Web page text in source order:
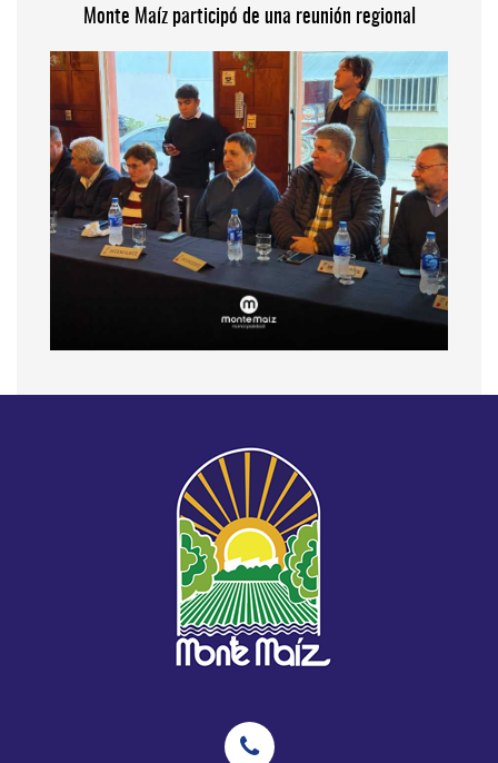
Monte Maíz participó de una reunión regional